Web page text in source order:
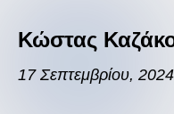
Κώστας
17 Σεπτεμβρίου, 2024